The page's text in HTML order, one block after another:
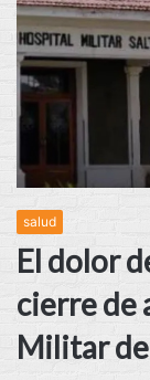
salud
El dolor
cierre de
Militar